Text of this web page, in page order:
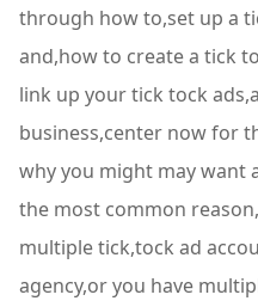
through how to,set up a
and,how to create a tick
link up your tick tock
business,center now for
why you might may want
the most common
multiple tick,tock ad
agency,or you have